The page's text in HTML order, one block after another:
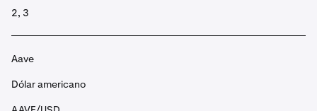
2, 3
Aave
Dólar americano